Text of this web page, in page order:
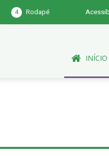
4 Rodapé
INÍCIO